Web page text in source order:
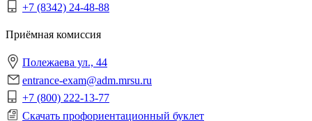
+7 (8342) 24-48-88
Приёмная комиссия
Полежаева ул., 44
entrance-exam@adm.mrsu.ru
+7 (800) 222-13-77
Скачать профориентационный буклет